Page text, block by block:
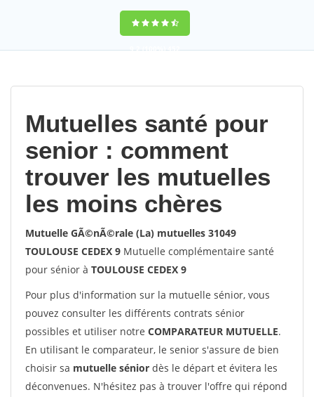
9,2(100%)452
Mutuelles santé pour
senior : comment
trouver les mutuelles
les moins chères
Mutuelle GÃ©nÃ©rale (La) mutuelles 31049
TOULOUSE CEDEX 9 Mutuelle complémentaire santé
pour sénior à TOULOUSE CEDEX 9
Pour plus d'information sur la mutuelle sénior, vous
pouvez consulter les différents contrats sénior
possibles et utiliser notre COMPARATEUR MUTUELLE.
En utilisant le comparateur, le senior s'assure de bien
choisir sa mutuelle sénior dès le départ et évitera les
déconvenues. N'hésitez pas à trouver l'offre qui répond